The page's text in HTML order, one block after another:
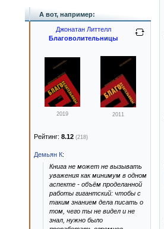
А вот, например:
Джонатан Литтелл
Благоволительницы
2019 2011
Рейтинг: 8.12 (218)
Демьян К:
Книга не может не вызывать
уважения как минимум в одном
аспекте - объём проделанной
работы гигантский: чтобы с
таким знанием дела писать о
том, чего ты не видел и не
знал, нужно было